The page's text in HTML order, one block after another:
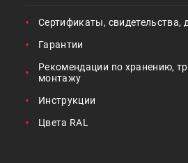
Сертификаты, свидетельства,
Гарантии
Рекомендации по хранению,
монтажу
Инструкции
Цвета RAL